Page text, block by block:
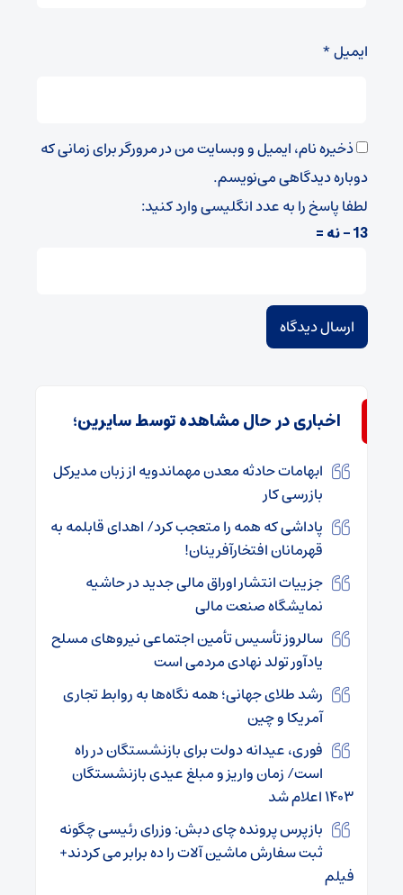
ایمیل*
ذخیره نام، ایمیل و وبسایت من در مرورگر برای زمانی که
دوباره دیدگاهی می‌نویسم.
لطفا پاسخ را به عدد انگلیسی وارد کنید:
13 − نه =
اخباری در حال مشاهده توسط سایرین؛
ابهامات حادثه معدن مهماندویه از زبان مدیرکل
بازرسی کار
پاداشی که همه را متعجب کرد/ اهدای قابلمه به
قهرمانان افتخارآفرینان!
جزییات انتشار اوراق مالی جدید در حاشیه
نمایشگاه صنعت مالی
سالروز تأسیس تأمین اجتماعی نیروهای مسلح
یادآور تولد نهادی مردمی است
رشد طلای جهانی؛ همه نگاه‌ها به روابط تجاری
آمریکا و چین
فوری، عیدانه دولت برای بازنشستگان در راه
است/ زمان واریز و مبلغ عیدی بازنشستگان
۱۴۰۳ اعلام شد
بازپرس پرونده چای دبش: وزرای رئیسی چگونه
ثبت سفارش ماشین آلات را ده برابر می کردند+
فیلم